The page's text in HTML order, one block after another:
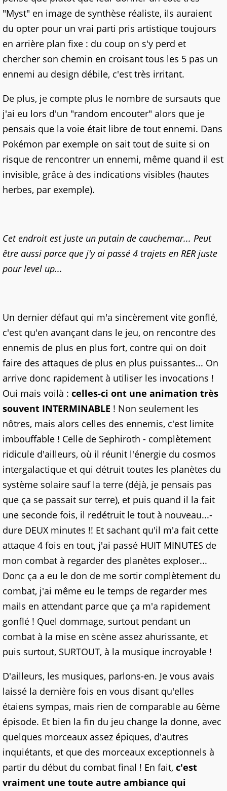
"Myst" en image de synthèse réaliste, ils auraient
du opter pour un vrai parti pris artistique toujours
en arrière plan fixe : du coup on s'y perd et
chercher son chemin en croisant tous les 5 pas un
ennemi au design débile, c'est très irritant.
De plus, je compte plus le nombre de sursauts que
j'ai eu lors d'un "random encouter" alors que je
pensais que la voie était libre de tout ennemi. Dans
Pokémon par exemple on sait tout de suite si on
risque de rencontrer un ennemi, même quand il est
invisible, grâce à des indications visibles (hautes
herbes, par exemple).
Cet endroit est juste un putain de cauchemar... Peut
être aussi parce que j'y ai passé 4 trajets en RER juste
pour level up...
Un dernier défaut qui m'a sincèrement vite gonflé,
c'est qu'en avançant dans le jeu, on rencontre des
ennemis de plus en plus fort, contre qui on doit
faire des attaques de plus en plus puissantes... On
arrive donc rapidement à utiliser les invocations !
Oui mais voilà : celles-ci ont une animation très
souvent INTERMINABLE ! Non seulement les
nôtres, mais alors celles des ennemis, c'est limite
imbouffable ! Celle de Sephiroth - complètement
ridicule d'ailleurs, où il réunit l'énergie du cosmos
intergalactique et qui détruit toutes les planètes du
système solaire sauf la terre (déjà, je pensais pas
que ça se passait sur terre), et puis quand il la fait
une seconde fois, il redétruit le tout à nouveau...-
dure DEUX minutes !! Et sachant qu'il m'a fait cette
attaque 4 fois en tout, j'ai passé HUIT MINUTES de
mon combat à regarder des planètes exploser...
Donc ça a eu le don de me sortir complètement du
combat, j'ai même eu le temps de regarder mes
mails en attendant parce que ça m'a rapidement
gonflé ! Quel dommage, surtout pendant un
combat à la mise en scène assez ahurissante, et
puis surtout, SURTOUT, à la musique incroyable !
D'ailleurs, les musiques, parlons-en. Je vous avais
laissé la dernière fois en vous disant qu'elles
étaiens sympas, mais rien de comparable au 6ème
épisode. Et bien la fin du jeu change la donne, avec
quelques morceaux assez épiques, d'autres
inquiétants, et que des morceaux exceptionnels à
partir du début du combat final ! En fait, c'est
vraiment une toute autre ambiance qui